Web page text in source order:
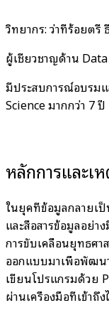
วิทยากร: ว่าที่ร้อยต
ผู้เชี่ยวชาญด้าน
มีประสบการณ์อบรม
Science มากกว่า 7 ปี
หลักการและเ
ในยุคที่ข้อมูลกลายเป็
และสื่อสารข้อมูลอย่า
การขับเคลื่อนยุทธศ
ออกแบบมาเพื่อพัฒน
เขียนโปรแกรมด้วย
ผ่านเครื่องมือที่เข้าถึง